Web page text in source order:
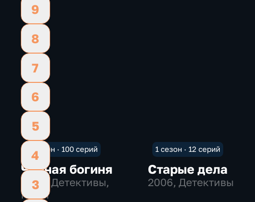
9
8
7
6
5
4
3
1 сезон · 100 серий
Черная богиня
2005
, Детективы,
Мини
1 сезон · 12 серий
Старые дела
2006, Детективы